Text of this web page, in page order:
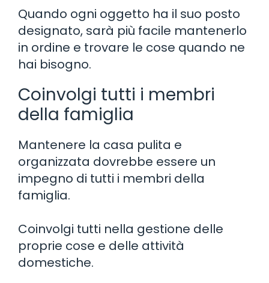
Quando ogni oggetto ha il suo posto
designato, sarà più facile mantenerlo
in ordine e trovare le cose quando ne
hai bisogno.
Coinvolgi tutti i membri
della famiglia
Mantenere la casa pulita e
organizzata dovrebbe essere un
impegno di tutti i membri della
famiglia.
Coinvolgi tutti nella gestione delle
proprie cose e delle attività
domestiche.